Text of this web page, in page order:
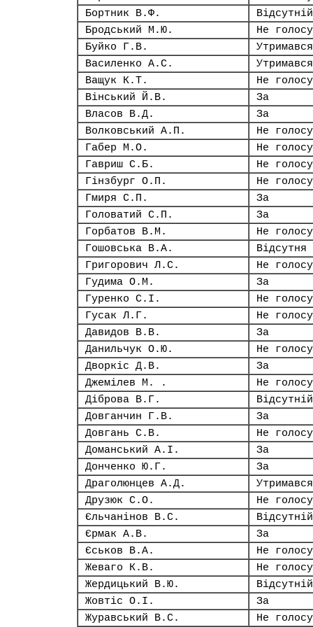
Бортник В.Ф.
Відсутній
Бродський М.Ю.
Не
Буйко Г.В.
Утримався
Василенко А.С.
Утримався
Ващук К.Т.
Не
Вінський Й.В.
За
Власов В.Д.
За
Волковський А.П.
Не
Габер М.О.
Не
Гавриш С.Б.
Не
Гінзбург О.П.
Не
Гмиря С.П.
За
Головатий С.П.
За
Горбатов В.М.
Не
Гошовська В.А.
Відсутня
Григорович Л.С.
Не
Гудима О.М.
За
Гуренко С.І.
Не
Гусак Л.Г.
Не
Давидов В.В.
За
Данильчук О.Ю.
Не
Дворкіс Д.В.
За
Джемілев М. .
Не
Діброва В.Г.
Відсутній
Довганчин Г.В.
За
Довгань С.В.
Не
Доманський А.І.
За
Донченко Ю.Г.
За
Драголюнцев А.Д.
Утримався
Друзюк С.О.
Не
Єльчанінов В.С.
Відсутній
Єрмак А.В.
За
Єськов В.А.
Не
Жеваго К.В.
Не
Жердицький В.Ю.
Відсутній
Жовтіс О.І.
За
Журавський В.С.
Не